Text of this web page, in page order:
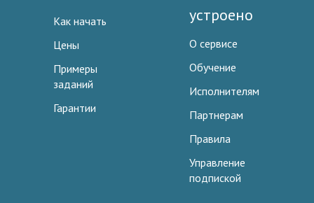
Как начать
Цены
Примеры
заданий
Гарантии
устроено
О сервисе
Обучение
Исполнителям
Партнерам
Правила
Управление
подпиской